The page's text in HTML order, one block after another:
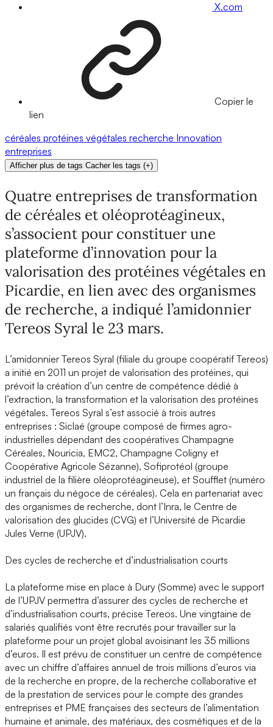
X.com
Copier le
lien
céréales protéines végétales recherche Innovation
entreprises
Afficher plus de tags Cacher les tags (+)
Quatre entreprises de transformation
de céréales et oléoprotéagineux,
s’associent pour constituer une
plateforme d’innovation pour la
valorisation des protéines végétales en
Picardie, en lien avec des organismes
de recherche, a indiqué l’amidonnier
Tereos Syral le 23 mars.
L’amidonnier Tereos Syral (filiale du groupe coopératif Tereos)
a initié en 2011 un projet de valorisation des protéines, qui
prévoit la création d’un centre de compétence dédié à
l’extraction, la transformation et la valorisation des protéines
végétales. Tereos Syral s’est associé à trois autres
entreprises : Siclaé (groupe composé de firmes agro-
industrielles dépendant des coopératives Champagne
Céréales, Nouricia, EMC2, Champagne Coligny et
Coopérative Agricole Sézanne), Sofiprotéol (groupe
industriel de la filière oléoprotéagineuse), et Soufflet (numéro
un français du négoce de céréales). Cela en partenariat avec
des organismes de recherche, dont l’Inra, le Centre de
valorisation des glucides (CVG) et l’Université de Picardie
Jules Verne (UPJV).
Des cycles de recherche et d’industrialisation courts
La plateforme mise en place à Dury (Somme) avec le support
de l’UPJV permettra d’assurer des cycles de recherche et
d’industrialisation courts, précise Tereos. Une vingtaine de
salariés qualifiés vont être recrutés pour travailler sur la
plateforme pour un projet global avoisinant les 35 millions
d’euros. Il est prévu de constituer un centre de compétence
avec un chiffre d’affaires annuel de trois millions d’euros via
de la recherche en propre, de la recherche collaborative et
de la prestation de services pour le compte des grandes
entreprises et PME françaises des secteurs de l’alimentation
humaine et animale, des matériaux, des cosmétiques et de la